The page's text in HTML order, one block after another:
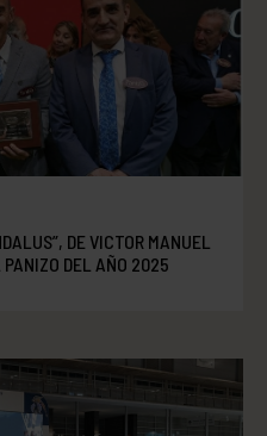
DE VICTOR MANUEL
DEL AÑO 2025